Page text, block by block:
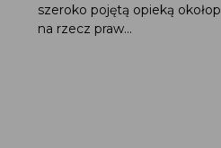
szeroko pojętą opieką
na rzecz praw...